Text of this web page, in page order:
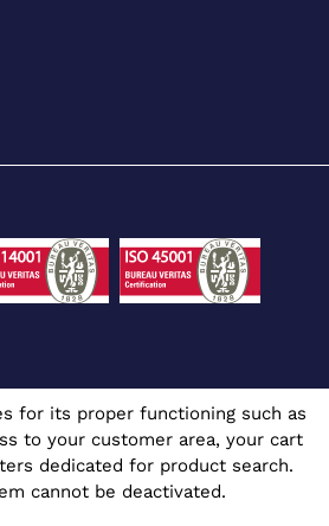
sociaux
for its proper functioning such as
to your customer area, your cart
dedicated for product search.
cannot be deactivated.